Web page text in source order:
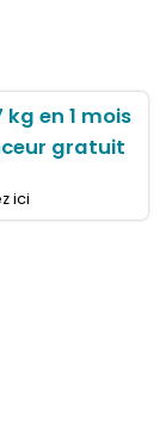
en 1 mois
gratuit
ici